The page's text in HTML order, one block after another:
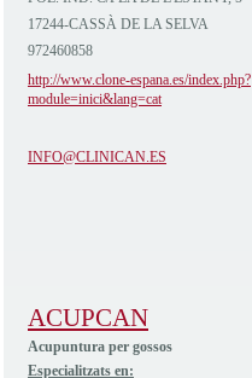
17244-CASSÀ DE LA SELVA
972460858
http://www.clone-espana.es/index.php?
module=inici&lang=cat
INFO@CLINICAN.ES
ACUPCAN
Acupuntura per gossos
Especialitzats en: